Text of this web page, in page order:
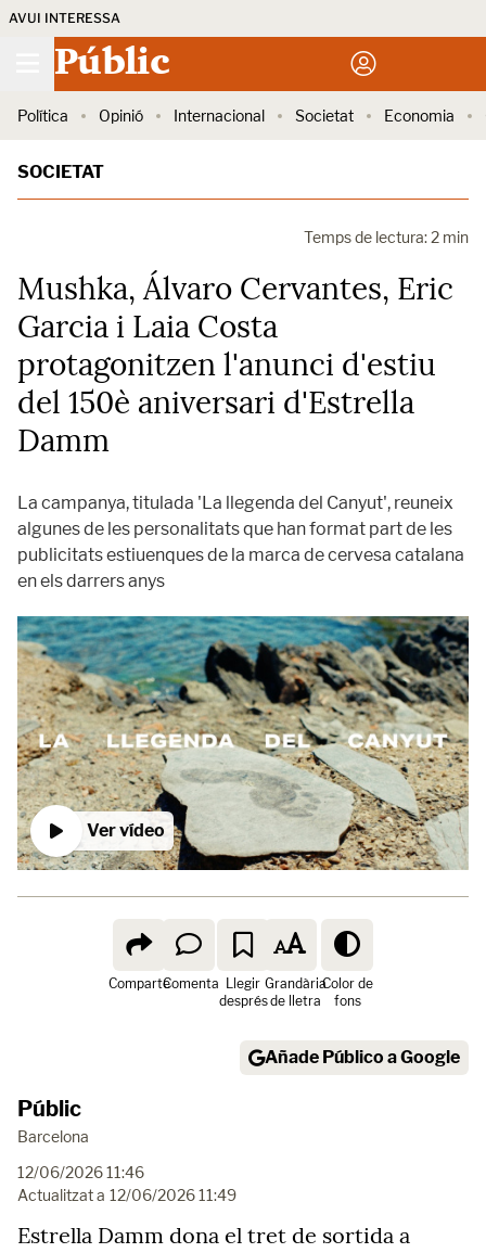
AVUI INTERESSA
Públic
Política Opinió Internacional Societat Economia
SOCIETAT
Temps de lectura: 2 min
Mushka, Álvaro Cervantes, Eric
Garcia i Laia Costa
protagonitzen l'anunci d'estiu
del 150è aniversari d'Estrella
Damm
La campanya, titulada 'La llegenda del Canyut', reuneix
algunes de les personalitats que han format part de les
publicitats estiuenques de la marca de cervesa catalana
en els darrers anys
Ver vídeo
ComparteComenta Llegir
després
Grandària
de lletra
Color de
fons
Añade Público a Google
Públic
Barcelona
12/06/2026 11:46
Actualitzat a 12/06/2026 11:49
Estrella Damm dona el tret de sortida a